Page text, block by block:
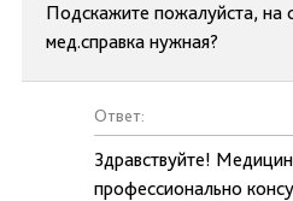
Подскажите пожалуйста, на
мед.справка нужная?
Ответ:
Здравствуйте!
профессионально